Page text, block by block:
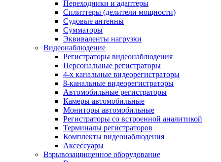
Переходники и адаптеры
Сплиттеры (делители мощности)
Судовые антенны
Сумматоры
Эквиваленты нагрузки
Видеонаблюдение
Регистраторы видеонаблюдения
Персональные регистраторы
4-х канальные видеорегистраторы
8-канальные видеорегистраторы
Автомобильные регистраторы
Камеры автомобильные
Мониторы автомобильные
Регистраторы со встроенной аналитикой
Терминалы регистраторов
Комплекты видеонаблюдения
Аксессуары
Взрывозащищенное оборудование